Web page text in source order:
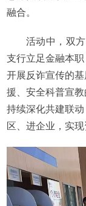
融合。
活动中，双
支行立足金融本
开展反诈宣传的
援、安全科普宣
持续深化共建联
区、进企业，实现